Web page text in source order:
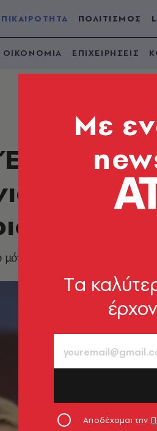
ΠΟΛΙΤΙΣΜΟΣ
ΟΙΚΟΝΟΜΙΑ ΕΠΙΧΕΙΡΗΣΕΙΣ
ενώ
Mε
Tα
Αποδέχομαι την